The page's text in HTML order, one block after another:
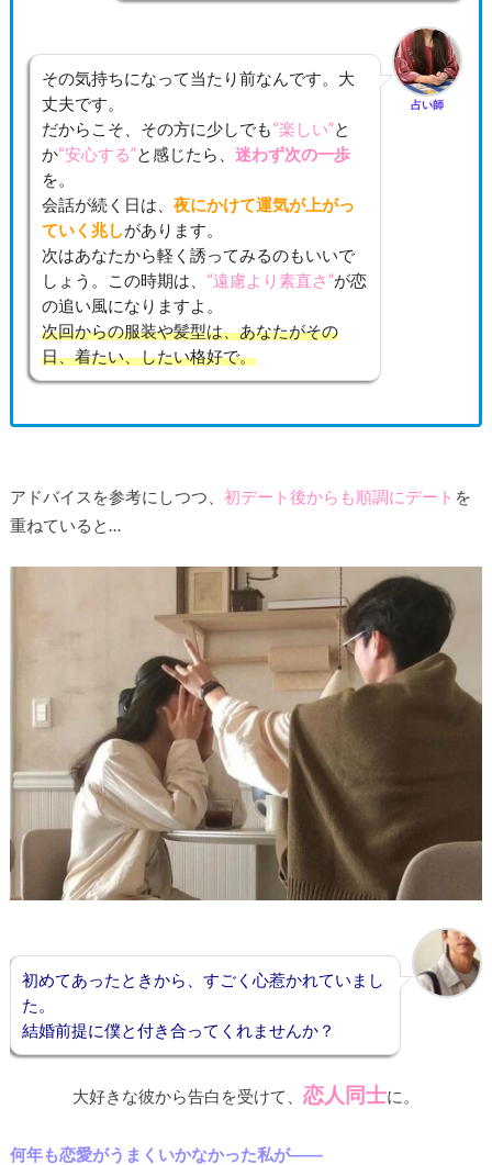
その気持ちになって当たり前なんです。大
丈夫です。
だからこそ、その方に少しでも“楽しい”と
か“安心する”と感じたら、迷わず次の一歩
を。
会話が続く日は、夜にかけて運気が上がっ
ていく兆しがあります。
次はあなたから軽く誘ってみるのもいいで
しょう。この時期は、 “遠慮より素直さ”が恋
の追い風になりますよ。
次回からの服装や髪型は、あなたがその
日、着たい、したい格好で。
占い師
アドバイスを参考にしつつ、 初デート後からも順調にデート を
重ねていると…
初めてあったときから、すごく心惹かれていまし
た。
結婚前提に僕と付き合ってくれませんか？
大好きな彼から告白を受けて、 恋人同士に。
何年も恋愛がうまくいかなかった私が――